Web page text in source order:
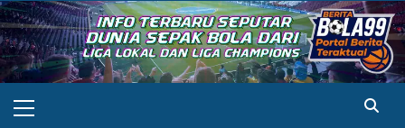
Skip
to
content
Menu